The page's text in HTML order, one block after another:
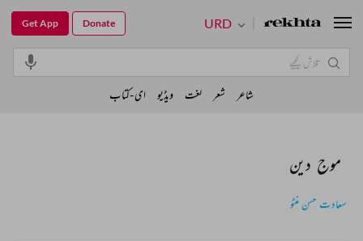
موج دین
سعادت حسن منٹو
URD
Get App Donate
شاعر شعر لغت ویڈیو ای-کتاب